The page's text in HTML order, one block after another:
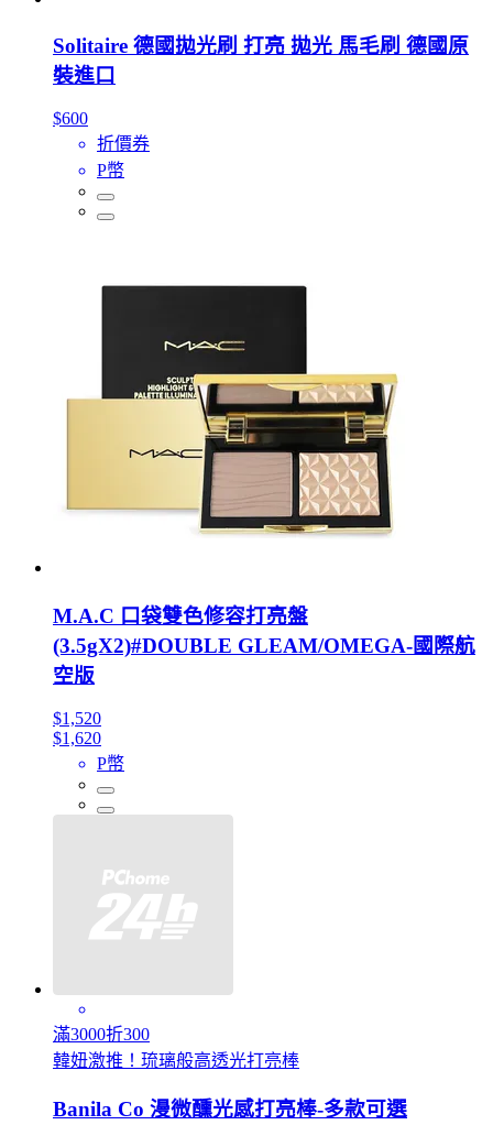
Solitaire 德國拋光刷 打亮 拋光 馬毛刷 德國原
裝進口
$600
折價券
P幣
M.A.C 口袋雙色修容打亮盤
(3.5gX2)#DOUBLE GLEAM/OMEGA-國際航
空版
$1,520
$1,620
P幣
滿3000折300
韓妞激推！琉璃般高透光打亮棒
Banila Co 漫微醺光感打亮棒-多款可選